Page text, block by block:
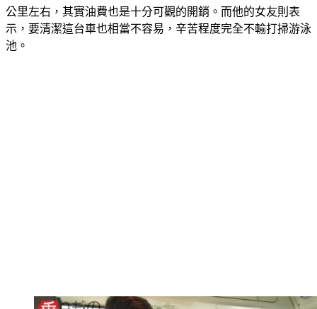
雖然這台公車是以柴油當燃料，但是每公升大約只能夠跑2-3
公里左右，其實油費也是十分可觀的開銷。而他的女友則表
示，要清潔這台車也相當不容易，辛苦程度完全不輸打掃游泳